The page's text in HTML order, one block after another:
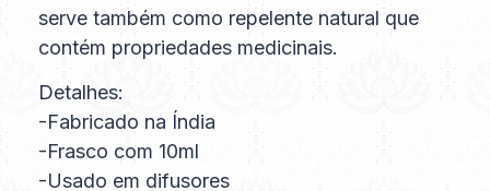
serve também como repelente natural que
contém propriedades medicinais.
Detalhes:
-Fabricado na Índia
-Frasco com 10ml
-Usado em difusores